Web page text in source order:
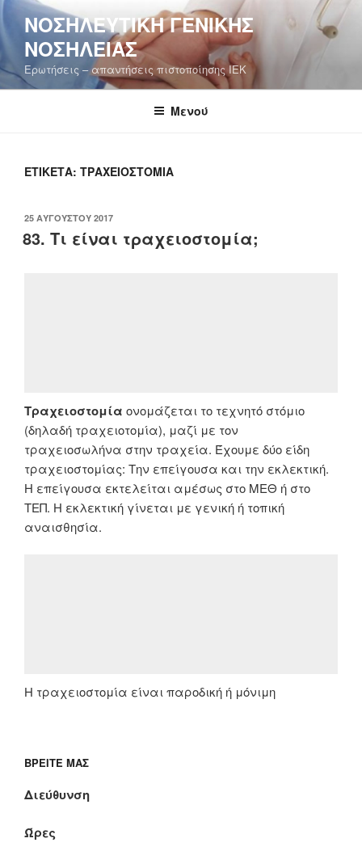
Μετάβαση
στο
περιεχόμενο
ΝΟΣΗΛΕΥΤΙΚΉ ΓΕΝΙΚΉΣ
ΝΟΣΗΛΕΊΑΣ
Ερωτήσεις – απαντήσεις πιστοποίησης ΙΕΚ
Μενού
ΕΤΙΚΈΤΑ: ΤΡΑΧΕΙΟΣΤΟΜΊΑ
ΔΗΜΟΣΙΕΎΤΗΚΕ
ΣΤΙΣ
25 ΑΥΓΟΎΣΤΟΥ 2017
83. Τι είναι τραχειοστομία;
Τραχειοστομία ονομάζεται το τεχνητό στόμιο
(δηλαδή τραχειοτομία), μαζί με τον
τραχειοσωλήνα στην τραχεία. Έχουμε δύο είδη
τραχειοστομίας: Την επείγουσα και την εκλεκτική.
Η επείγουσα εκτελείται αμέσως στο ΜΕΘ ή στο
ΤΕΠ. Η εκλεκτική γίνεται με γενική ή τοπική
αναισθησία.
Η τραχειοστομία είναι παροδική ή μόνιμη
ΒΡΕΊΤΕ ΜΑΣ
Διεύθυνση
Ώρες